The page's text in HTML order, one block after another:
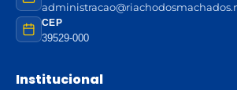
CEP
39529-000
Institucional